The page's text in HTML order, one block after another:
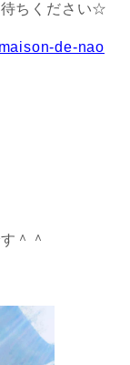
ちください☆
de-nao
＾＾